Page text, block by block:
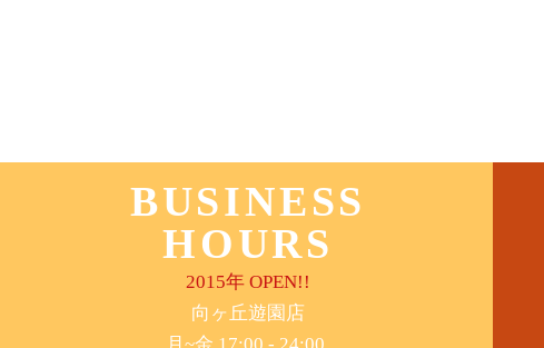
BUSINESS
HOURS
2015年 OPEN!!
​向ヶ丘遊園店